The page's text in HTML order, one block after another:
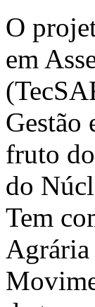
O
em
Gestão
fruto
do
Tem
Agrária